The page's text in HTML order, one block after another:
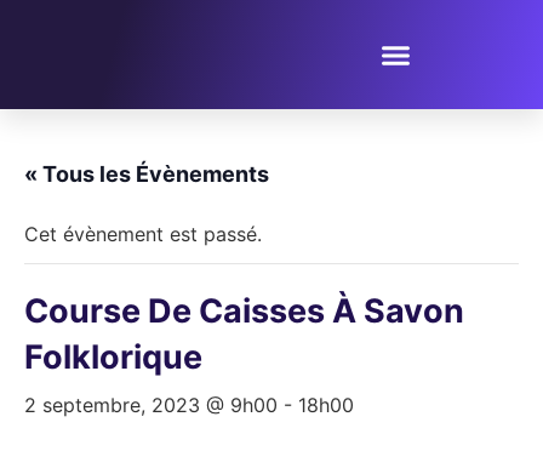
« Tous les Évènements
Cet évènement est passé.
Course De Caisses À Savon
Folklorique
2 septembre, 2023 @ 9h00 - 18h00